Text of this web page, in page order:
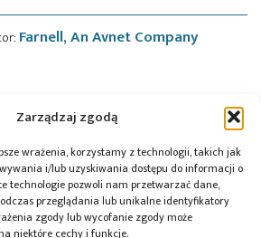
Zarządzaj zgodą
wrażenia, korzystamy z technologii, takich jak
i/lub uzyskiwania dostępu do informacji o
technologie pozwoli nam przetwarzać dane,
przeglądania lub unikalne identyfikatory
zgody lub wycofanie zgody może
niektóre cechy i funkcje.
Farnell, An Avnet Company
element14,Microchip,news,PIC